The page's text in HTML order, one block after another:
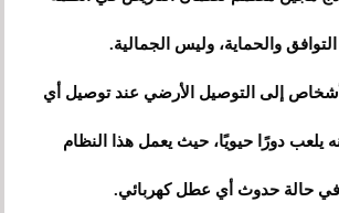
والحماية، وليس الجمالية.
إلى التوصيل الأرضي عند توصيل أي
يلعب دورًا حيويًا، حيث يعمل هذا النظام
حالة حدوث أي عطل كهربائي.